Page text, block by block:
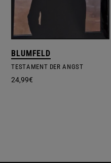
BLUMFELD
TESTAMENT DER ANGST
24,99€